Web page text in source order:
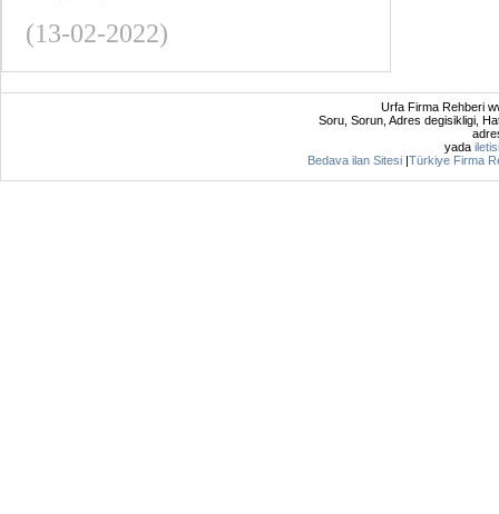
(13-02-2022)
Urfa Firma Rehberi
Soru, Sorun, Adres degisikligi,
yada
Bedava ilan Sitesi |Türkiye Firma